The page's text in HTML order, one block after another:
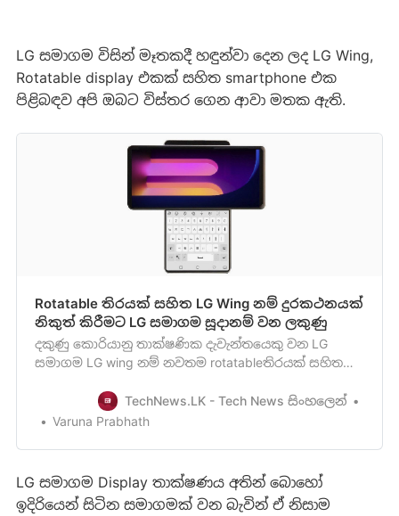
LG සමාගම විසින් මෑතකදී හඳුන්වා දෙන ලද LG Wing,
Rotatable display එකක් සහිත smartphone එක
පිළිබඳව අපි ඔබට විස්තර ගෙන ආවා මතක ඇති.
Rotatable තිරයක් සහිත LG Wing නම් දුරකථනයක්
නිකුත් කිරීමට LG සමාගම සූදානම් වන ලකුණු
දකුණු කොරියානු තාක්ෂණික දැවැන්තයෙකු වන LG
සමාගම LG wing නම් නවතම rotatableතිරයක් සහිත
කටයුතු කරමින් සිටින බව මේ වනවිට වාර්තා වෙනවා.
මෙම තොරතුරු තහවුරු කලේ දකුණු කොරියානු ප්‍රවෘත්ති
TechNews.LK - Tech News සිංහලෙන්
Varuna Prabhath
LG සමාගම Display තාක්ෂණය අතින් බොහෝ
ඉදිරියෙන් සිටින සමාගමක් වන බැවින් ඒ නිසාම